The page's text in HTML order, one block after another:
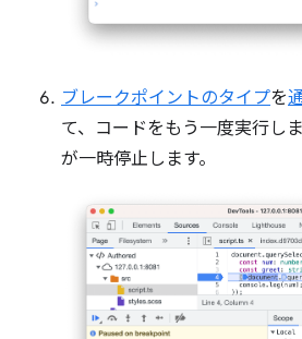
ブレークポイントのタイプを
て、コードをもう一度実行し
が一時停止します。